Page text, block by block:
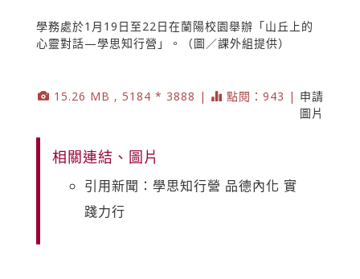
學務處於1月19日至22日在蘭陽校園舉辦「山丘上的
心靈對話—學思知行營」。（圖／課外組提供）
15.26 MB , 5184 * 3888 | 點閱：943 | 申請
圖片
相關連結、圖片
引用新聞：學思知行營 品德內化 實
踐力行